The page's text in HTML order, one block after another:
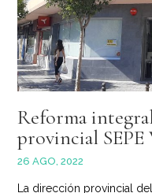
Reforma
provincial SEPE
26 AGO, 2022
La dirección provincial